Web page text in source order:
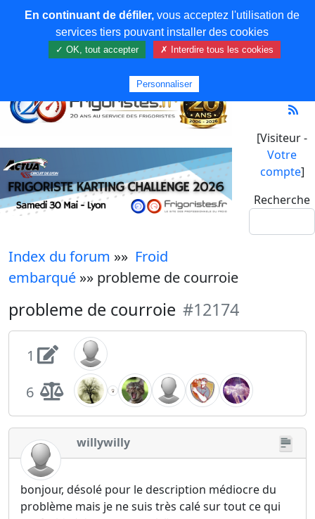
[Visiteur -
Votre
compte]
Recherche
Index du forum »» Froid
embarqué »» probleme de courroie
probleme de courroie #12174
1
6
willywilly
bonjour, désolé pour le description médiocre du
problème mais je ne suis très calé sur tout ce qui
En continuant de défiler,vous acceptez l'utilisation de
services tiers pouvant installer des cookies
✓ OK, tout accepter ✗ Interdire tous les cookies
Personnaliser